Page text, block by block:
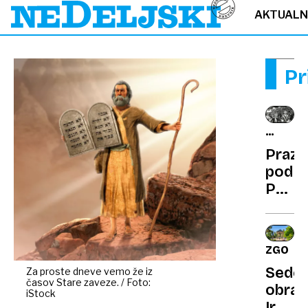
Za proste dneve vemo že iz
časov Stare zaveze. / Foto:
iStock
ČRNO-
BELO
pod